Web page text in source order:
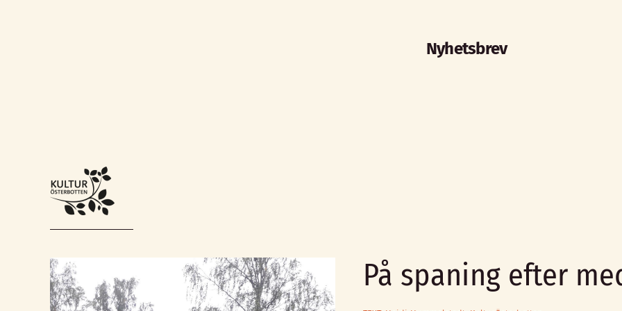
Nyhetsbrev
På spaning efter